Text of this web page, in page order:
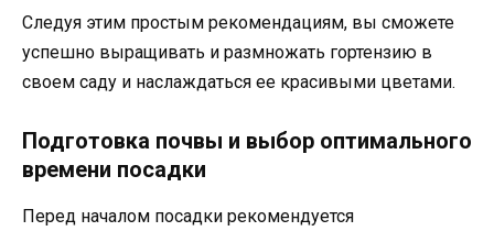
Следуя этим простым рекомендациям, вы сможете
успешно выращивать и размножать гортензию в
своем саду и наслаждаться ее красивыми цветами.
Подготовка почвы и выбор оптимального
времени посадки
Перед началом посадки рекомендуется